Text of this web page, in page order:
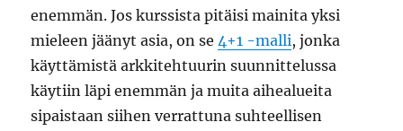
enemmän. Jos kurssista pitäisi mainita yksi
mieleen jäänyt asia, on se4+1 -malli, jonka
käyttämistä arkkitehtuurin suunnittelussa
käytiin läpi enemmän ja muita aihealueita
sipaistaan siihen verrattuna suhteellisen